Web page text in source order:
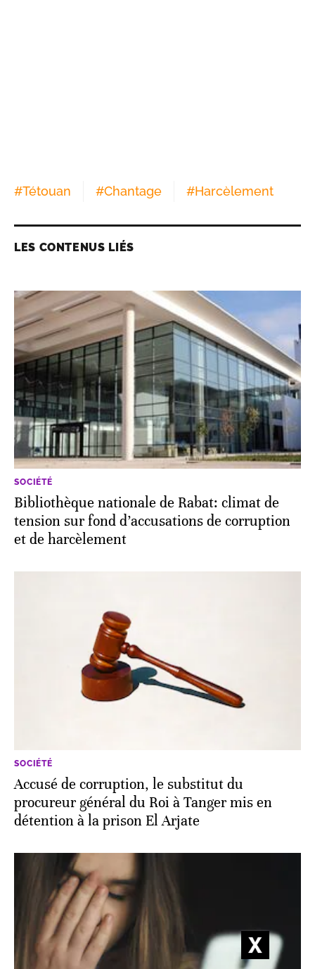
#Tétouan #Chantage #Harcèlement
LES CONTENUS LIÉS
SOCIÉTÉ
Bibliothèque nationale de Rabat: climat de
tension sur fond d’accusations de corruption
et de harcèlement
SOCIÉTÉ
Accusé de corruption, le substitut du
procureur général du Roi à Tanger mis en
détention à la prison El Arjate